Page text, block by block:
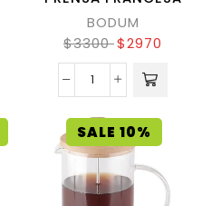
BODUM
$3300 $2970
SALE 10%